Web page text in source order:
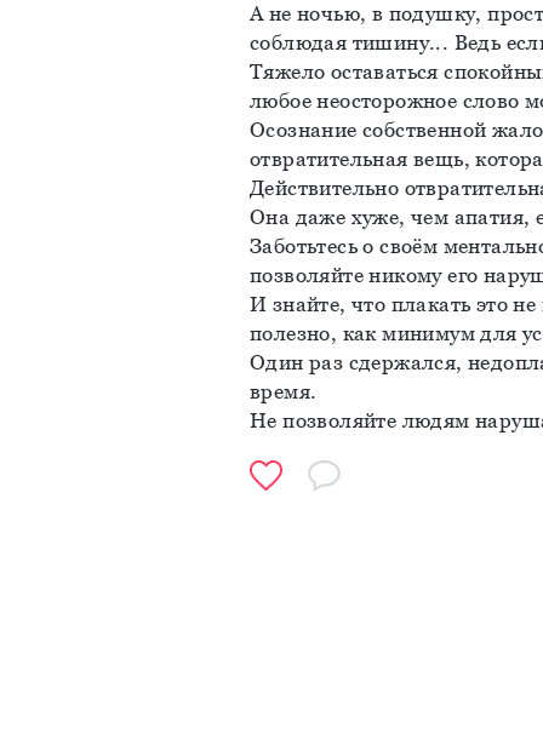
А не ночью, в подушку,
соблюдая тишину... Ведь
Тяжело оставаться
любое неосторожное слово
Осознание собственной
отвратительная вещь,
Действительно
Она даже хуже, чем апатия,
Заботьтесь о своём
позволяйте никому его
И знайте, что плакать это
полезно, как минимум для
Один раз сдержался,
время.
Не позволяйте людям